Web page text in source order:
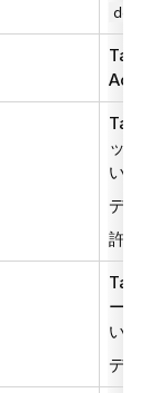
ック
い場
デフ
許可さ
ーバ
い場
デフ